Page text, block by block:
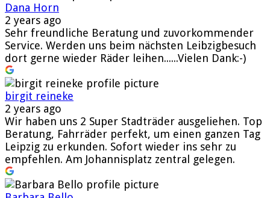
Dana Horn
2 years ago
Sehr freundliche Beratung und zuvorkommender
Service. Werden uns beim nächsten Leibzigbesuch
dort gerne wieder Räder leihen......Vielen Dank:-)
birgit reineke
2 years ago
Wir haben uns 2 Super Stadträder ausgeliehen. Top
Beratung, Fahrräder perfekt, um einen ganzen Tag
Leipzig zu erkunden. Sofort wieder ins sehr zu
empfehlen. Am Johannisplatz zentral gelegen.